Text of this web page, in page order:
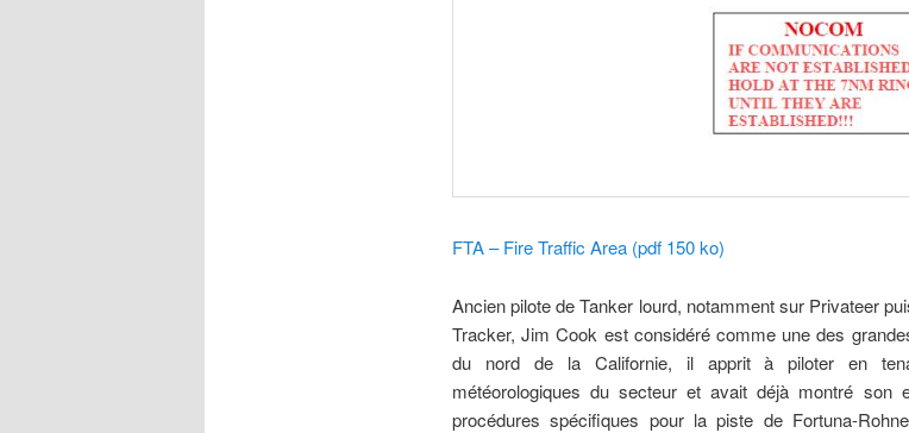
FTA – Fire Traffic Area (pdf 150 ko)
Ancien pilote de Tanker lourd, notamment sur Privateer
Tracker, Jim Cook est considéré comme une des
du nord de la Californie, il apprit à piloter en
météorologiques du secteur et avait déjà montré son
procédures spécifiques pour la piste de Fortuna-